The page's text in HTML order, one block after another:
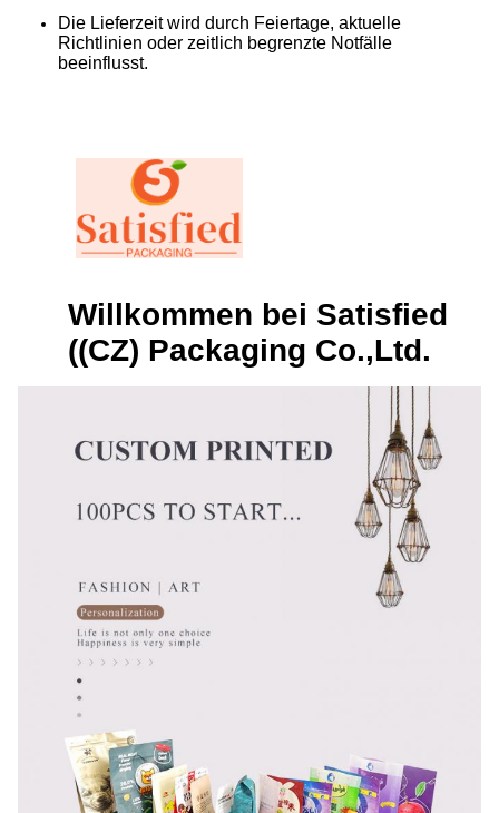
Die Lieferzeit wird durch Feiertage, aktuelle
Richtlinien oder zeitlich begrenzte Notfälle
beeinflusst.
Willkommen bei Satisfied
((CZ) Packaging Co.,Ltd.